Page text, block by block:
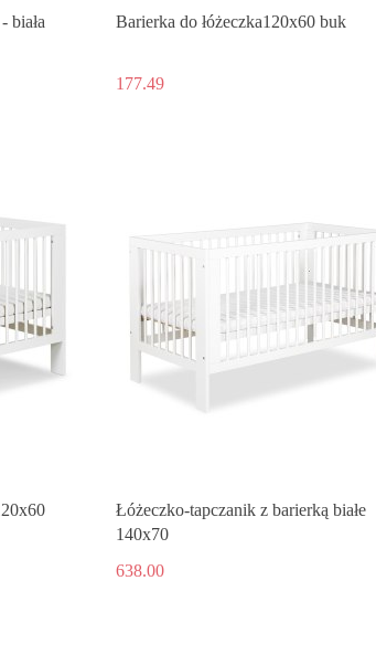
biała Barierka do łóżeczka120x60 buk
177.49
Łóżeczko-tapczanik z barierką białe
140x70
638.00